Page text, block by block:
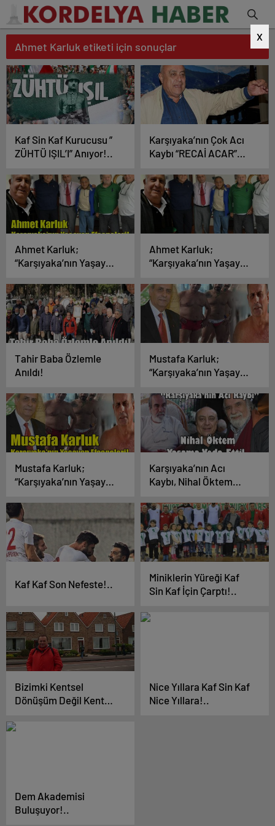
X
Ahmet Karluk etiketi için sonuçlar
Kaf Sin Kaf Kurucusu ”
ZÜHTÜ IŞIL’I” Anıyor!..
Karşıyaka’nın Çok Acı
Kaybı “RECAİ ACAR”
Ahmet Karluk;
“Karşıyaka’nın Yaşayan
Ahmet Karluk;
“Karşıyaka’nın Yaşayan
Tahir Baba Özlemle
Anıldı!
Mustafa Karluk;
“Karşıyaka’nın Yaşayan
Mustafa Karluk;
“Karşıyaka’nın Yaşayan
Karşıyaka’nın Acı
Kaybı, Nihal Öktem
Kaf Kaf Son Nefeste!..
Miniklerin Yüreği Kaf
Sin Kaf İçin Çarptı!..
Bizimki Kentsel
Dönüşüm Değil Kentsel
Nice Yıllara Kaf Sin Kaf
Nice Yıllara!..
Dem Akademisi
Buluşuyor!..